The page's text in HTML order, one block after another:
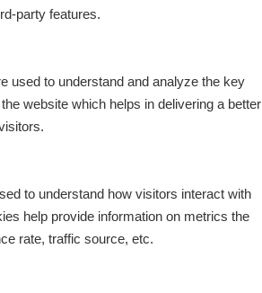
party features.
used to understand and analyze the key
website which helps in delivering a better
to understand how visitors interact with
help provide information on metrics the
rate, traffic source, etc.